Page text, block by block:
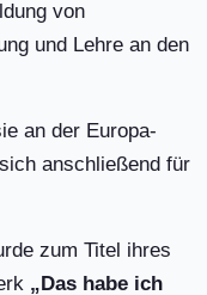
von
und Lehre an den
an der Europa-
anschließend für
zum Titel ihres
„Das habe ich